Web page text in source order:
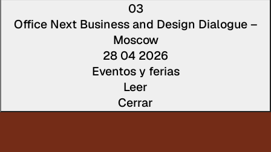
03
Office Next Business and Design Dialogue –
Moscow
28 04 2026
Eventos y ferias
Leer
CerrarLee la